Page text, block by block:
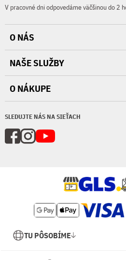
V pracovné dni odpovedáme väčšinou do 2
SLEDUJTE NÁS NA SIEŤACH
O NÁS
NAŠE SLUŽBY
O NÁKUPE
TU PÔSOBÍME